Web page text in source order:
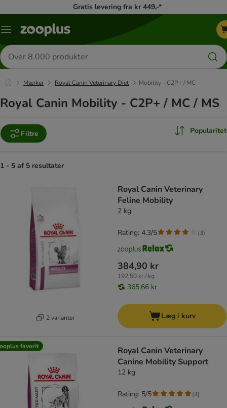
Gratis levering fra kr 449,-*
Menu
Søg
efter
produkter
Mærker Royal Canin Veterinary Diet Mobility - C2P+ / MC
Royal Canin Mobility - C2P+ / MC / MS
Filtre Popularitet
1 - 5 af 5 resultater
2 varianter
Royal Canin Veterinary
Feline Mobility
2 kg
384,90 kr
192,50 kr / kg
365,66 kr
Rating: 4.3/5 (3)
Læg i kurv
favorit
Royal Canin Veterinary
Canine Mobility Support
12 kg
Rating: 5/5 (4)